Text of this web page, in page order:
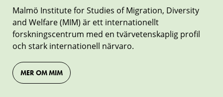
Malmö Institute for Studies of Migration, Diversity
and Welfare (MIM) är ett internationellt
forskningscentrum med en tvärvetenskaplig profil
och stark internationell närvaro.
MER OM MIM